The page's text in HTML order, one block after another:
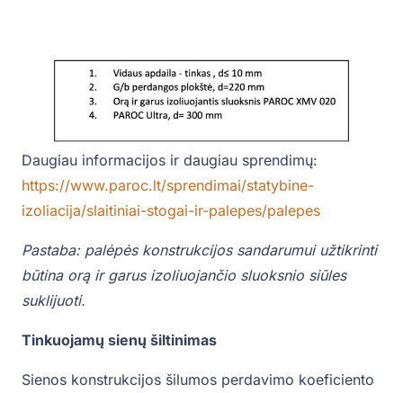
Daugiau informacijos ir daugiau sprendimų:
https://www.paroc.lt/sprendimai/statybine-
izoliacija/slaitiniai-stogai-ir-palepes/palepes
Pastaba: palėpės konstrukcijos sandarumui užtikrinti
būtina orą ir garus izoliuojančio sluoksnio siūles
suklijuoti.
Tinkuojamų sienų šiltinimas
Sienos konstrukcijos šilumos perdavimo koeficiento